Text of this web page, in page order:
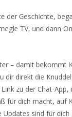
Geschichte,
TV, und dann
– damit bekommt
dir direkt die
zu der Chat-
für dich macht, auf
sind für